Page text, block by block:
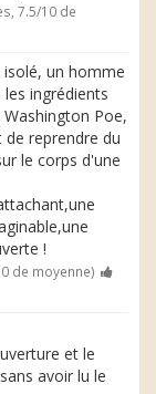
7.5/10 de
un homme
ingrédients
Poe,
reprendre du
le corps d'une
!
de moyenne)
et le
avoir lu le